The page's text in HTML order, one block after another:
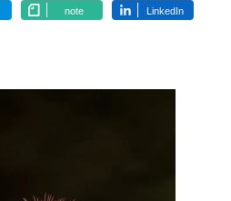
note LinkedIn